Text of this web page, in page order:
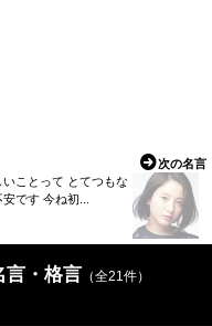
次の名言
いことって とてつもな
安です 今ね初...
言・格言 （全21件）